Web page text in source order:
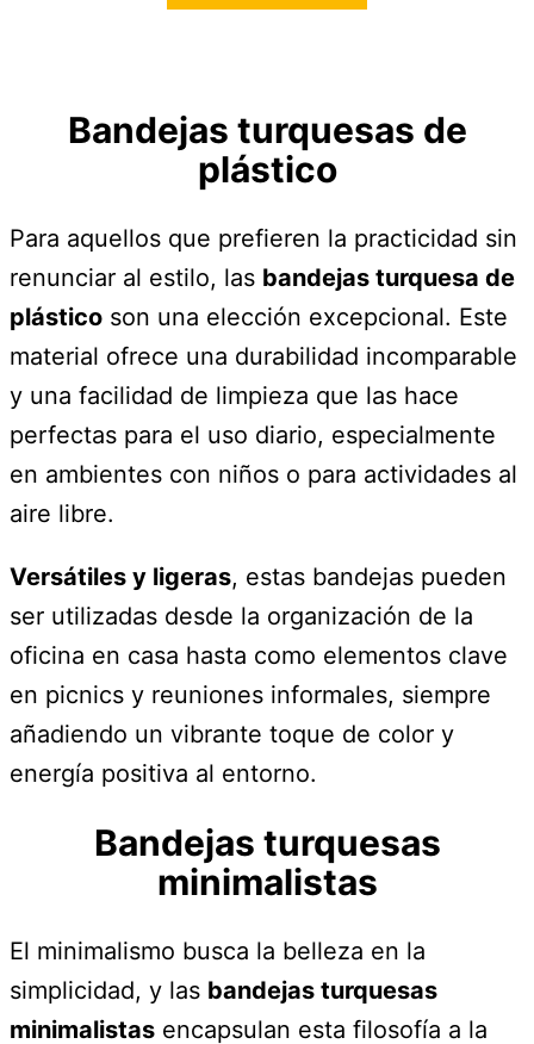
Bandejas turquesas de
plástico
Para aquellos que prefieren la practicidad sin
renunciar al estilo, las bandejas turquesa de
plástico son una elección excepcional. Este
material ofrece una durabilidad incomparable
y una facilidad de limpieza que las hace
perfectas para el uso diario, especialmente
en ambientes con niños o para actividades al
aire libre.
Versátiles y ligeras, estas bandejas pueden
ser utilizadas desde la organización de la
oficina en casa hasta como elementos clave
en picnics y reuniones informales, siempre
añadiendo un vibrante toque de color y
energía positiva al entorno.
Bandejas turquesas
minimalistas
El minimalismo busca la belleza en la
simplicidad, y las bandejas turquesas
minimalistas encapsulan esta filosofía a la